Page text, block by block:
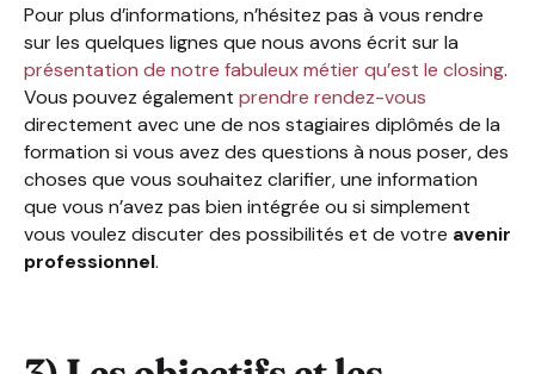
Pour plus d’informations, n’hésitez pas à vous rendre
sur les quelques lignes que nous avons écrit sur la
présentation de notre fabuleux métier qu’est le closing.
Vous pouvez également prendre rendez-vous
directement avec une de nos stagiaires diplômés de la
formation si vous avez des questions à nous poser, des
choses que vous souhaitez clarifier, une information
que vous n’avez pas bien intégrée ou si simplement
vous voulez discuter des possibilités et de votre avenir
professionnel.